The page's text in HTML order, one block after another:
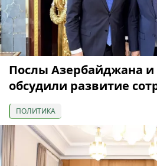
Послы Азербайджана и
обсудили развитие
ПОЛИТИКА